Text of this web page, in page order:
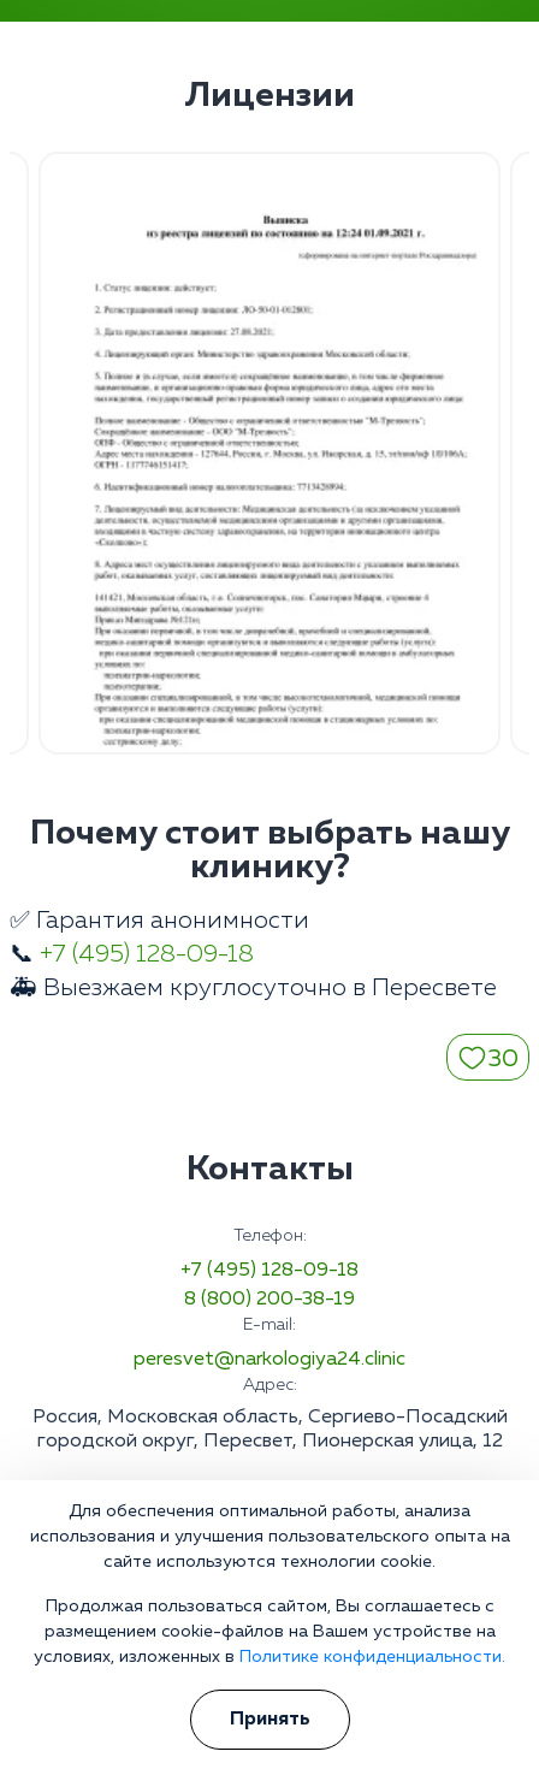
Лицензии
Почему стоит выбрать нашу
клинику?
✅ Гарантия анонимности
📞 +7 (495) 128-09-18
🚑 Выезжаем круглосуточно в Пересвете
30
Контакты
Телефон:
+7 (495) 128-09-18
8 (800) 200-38-19
E-mail:
peresvet@narkologiya24.clinic
Адрес:
Россия, Московская область, Сергиево-Посадский
городской округ, Пересвет, Пионерская улица, 12
Для обеспечения оптимальной работы, анализа
использования и улучшения пользовательского опыта на
сайте используются технологии cookie.
Продолжая пользоваться сайтом, Вы соглашаетесь с
размещением cookie-файлов на Вашем устройстве на
условиях, изложенных в
Политике конфиденциальности.
Принять